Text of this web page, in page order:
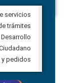
a Veeduría
vigilar el concurso
2026
servicios
trámites
y pedidos